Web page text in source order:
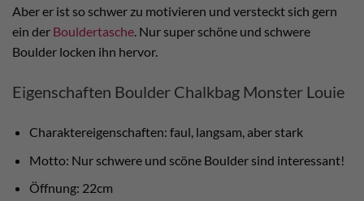
Aber er ist so schwer zu motivieren und versteckt sich gern
ein der Bouldertasche. Nur super schöne und schwere
Boulder locken ihn hervor.
Eigenschaften Boulder Chalkbag Monster Louie
Charaktereigenschaften: faul, langsam, aber stark
Motto: Nur schwere und scöne Boulder sind interessant!
Öffnung: 22cm